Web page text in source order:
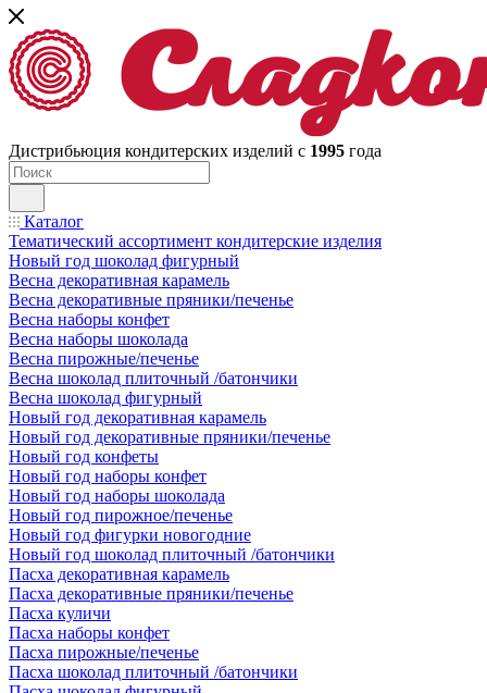
Дистрибьюция кондитерских изделий с 1995 года
Каталог
Тематический ассортимент кондитерские изделия
Новый год шоколад фигурный
Весна декоративная карамель
Весна декоративные пряники/печенье
Весна наборы конфет
Весна наборы шоколада
Весна пирожные/печенье
Весна шоколад плиточный /батончики
Весна шоколад фигурный
Новый год декоративная карамель
Новый год декоративные пряники/печенье
Новый год конфеты
Новый год наборы конфет
Новый год наборы шоколада
Новый год пирожное/печенье
Новый год фигурки новогодние
Новый год шоколад плиточный /батончики
Пасха декоративная карамель
Пасха декоративные пряники/печенье
Пасха куличи
Пасха наборы конфет
Пасха пирожные/печенье
Пасха шоколад плиточный /батончики